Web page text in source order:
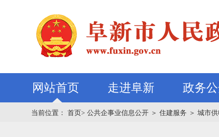
网站首页 走进阜新 政务
当前位置： 首页> 公共企事业信息公开 ＞ 住建服务 ＞ 城市